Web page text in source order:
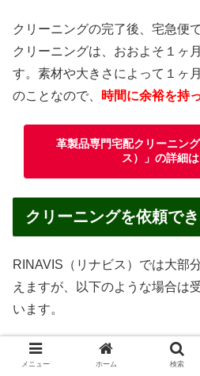
クリーニングの完了後、宅急便
クリーニングは、おおよそ１ヶ
す。素材や大きさによって１ヶ
のことなので、
時間に余裕を持
革製品専門宅配クリーニン
ス）」の詳細
クリーニングを依頼で
RINAVIS（リナビス）では大部
えますが、以下のような場合は
います。
汚物・嘔吐物がついたままの
メニュー ホーム 検索